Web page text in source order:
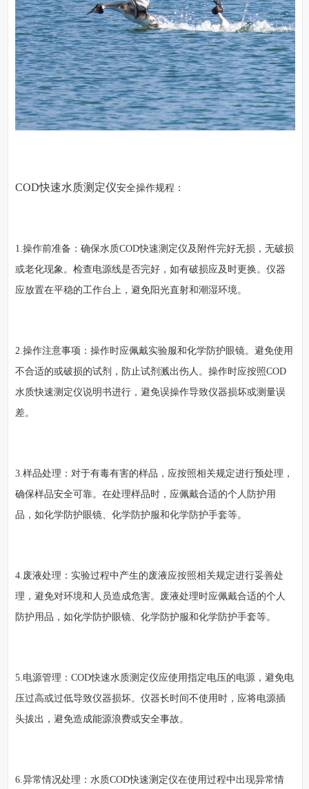
COD快速水质测定仪安全操作规程：
1.操作前准备：确保水质COD快速测定仪及附件完好无损，无破损
或老化现象。检查电源线是否完好，如有破损应及时更换。仪器
应放置在平稳的工作台上，避免阳光直射和潮湿环境。
2.操作注意事项：操作时应佩戴实验服和化学防护眼镜。避免使用
不合适的或破损的试剂，防止试剂溅出伤人。操作时应按照COD
水质快速测定仪说明书进行，避免误操作导致仪器损坏或测量误
差。
3.样品处理：对于有毒有害的样品，应按照相关规定进行预处理，
确保样品安全可靠。在处理样品时，应佩戴合适的个人防护用
品，如化学防护眼镜、化学防护服和化学防护手套等。
4.废液处理：实验过程中产生的废液应按照相关规定进行妥善处
理，避免对环境和人员造成危害。废液处理时应佩戴合适的个人
防护用品，如化学防护眼镜、化学防护服和化学防护手套等。
5.电源管理：COD快速水质测定仪应使用指定电压的电源，避免电
压过高或过低导致仪器损坏。仪器长时间不使用时，应将电源插
头拔出，避免造成能源浪费或安全事故。
6.异常情况处理：水质COD快速测定仪在使用过程中出现异常情